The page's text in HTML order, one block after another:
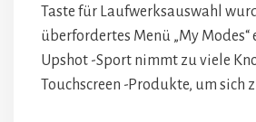
Taste für Laufwerksauswahl
überfordertes Menü „My Modes“
Upshot -Sport nimmt zu viele
Touchscreen -Produkte, um sich